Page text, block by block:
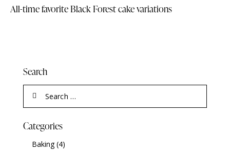
All-time favorite Black Forest cake variations
Search
for:
Categories
Baking(4)